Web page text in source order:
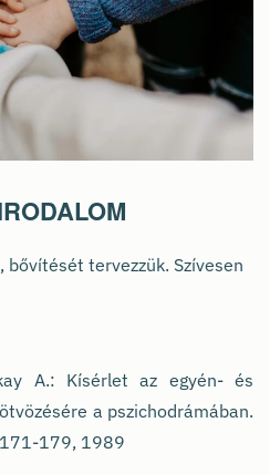
tervezzük. Szívesen
A.: Kísérlet az egyén- és
a pszichodrámában.
179, 1989